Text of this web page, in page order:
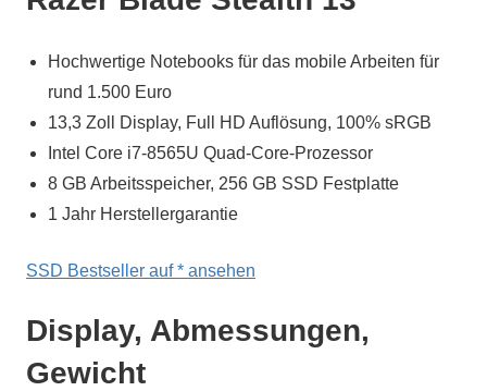
Hochwertige Notebooks für das mobile Arbeiten für
rund 1.500 Euro
13,3 Zoll Display, Full HD Auflösung, 100% sRGB
Intel Core i7-8565U Quad-Core-Prozessor
8 GB Arbeitsspeicher, 256 GB SSD Festplatte
1 Jahr Herstellergarantie
SSD Bestseller auf* ansehen
Display, Abmessungen,
Gewicht